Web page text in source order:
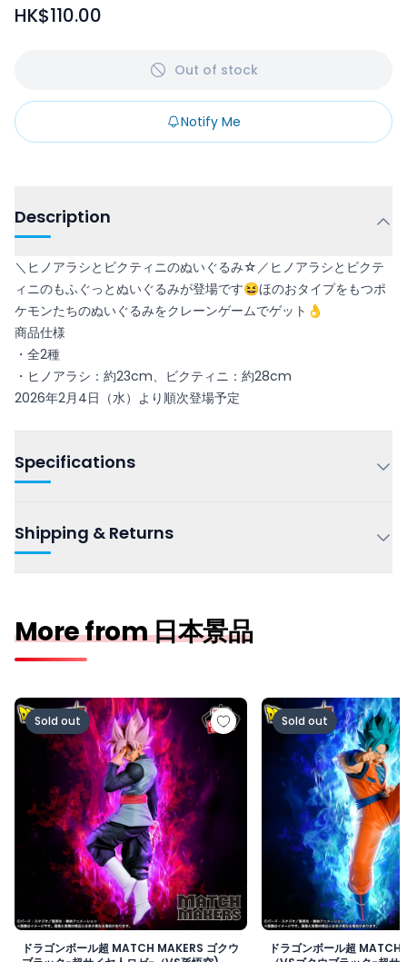
HK$110.00
Out of stock
Notify Me
Description
＼ヒノアラシとビクティニのぬいぐるみ☆／ヒノアラシとビクテ
ィニのもふぐっとぬいぐるみが登場です😆ほのおタイプをもつポ
ケモンたちのぬいぐるみをクレーンゲームでゲット👌
商品仕様
・全2種
・ヒノアラシ：約23cm、ビクティニ：約28cm
2026年2月4日（水）より順次登場予定
Specifications
Shipping & Returns
More from 日本景品
ドラゴンボール超 MATCH MAKERS ゴクウブラック-超サ
Sold out
ドラゴンボール超 MATCH MAKERS ゴクウ
ドラゴンボール超
Sold out
ドラゴンボール超 MATCH